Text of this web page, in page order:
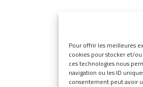
Pour offrir les meilleures
cookies pour stocker et/
ces technologies nous
navigation ou les ID
consentement peut avoir